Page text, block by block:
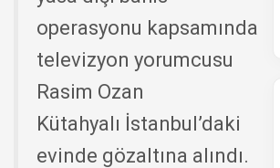
operasyonu kapsamında
televizyon yorumcusu
Rasim Ozan
Kütahyalı İstanbul’daki
evinde gözaltına alındı.